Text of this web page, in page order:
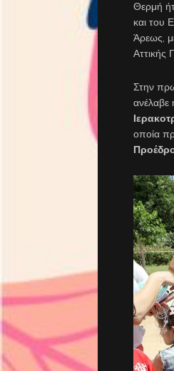
Θερμή
και του
Άρεως,
Αττικής
Στην
ανέλαβε
οποία